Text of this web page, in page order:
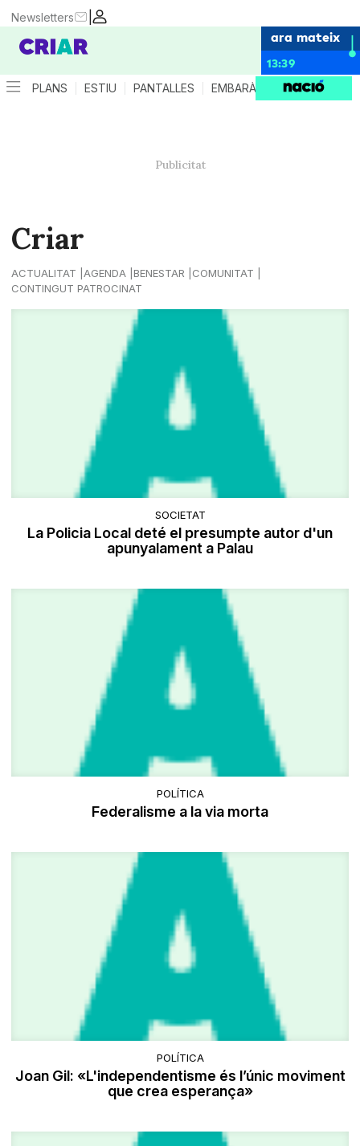
|
Newsletters
ara mateix
13:39
PLANS ESTIU PANTALLES EMBARÀS CRIANÇA
Criar
ACTUALITAT AGENDA BENESTAR
COMUNITAT
CONTINGUT PATROCINAT
SOCIETAT
La Policia Local deté el presumpte autor d'un
apunyalament a Palau
POLÍTICA
Federalisme a la via morta
POLÍTICA
Joan Gil: «L'independentisme és l’únic moviment
que crea esperança»